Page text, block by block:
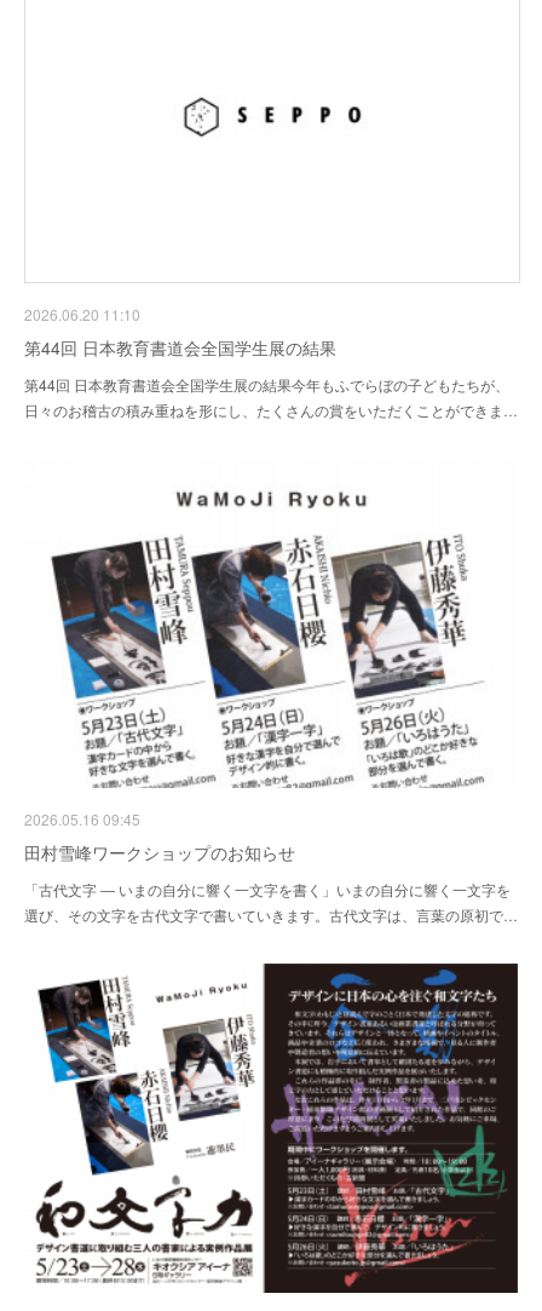
2026.06.20 11:10
第44回 日本教育書道会全国学生展の結果
第44回 日本教育書道会全国学生展の結果今年もふでらぼの子どもたちが、
日々のお稽古の積み重ねを形にし、たくさんの賞をいただくことができま…
2026.05.16 09:45
田村雪峰ワークショップのお知らせ
「古代文字 ― いまの自分に響く一文字を書く」いまの自分に響く一文字を
選び、その文字を古代文字で書いていきます。古代文字は、言葉の原初で…